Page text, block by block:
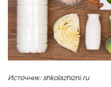
Источник: shkolazhizni.ru